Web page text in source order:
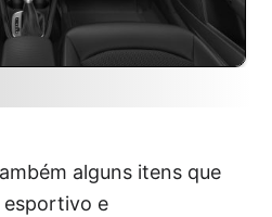
alguns itens que
esportivo e